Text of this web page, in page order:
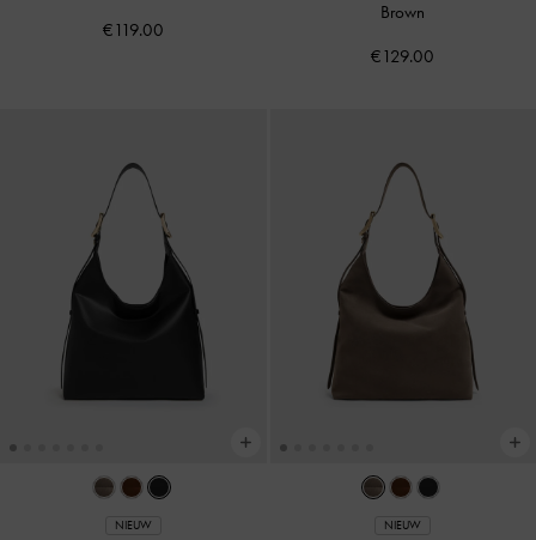
€119.00
Brown
€129.00
NIEUW NIEUW